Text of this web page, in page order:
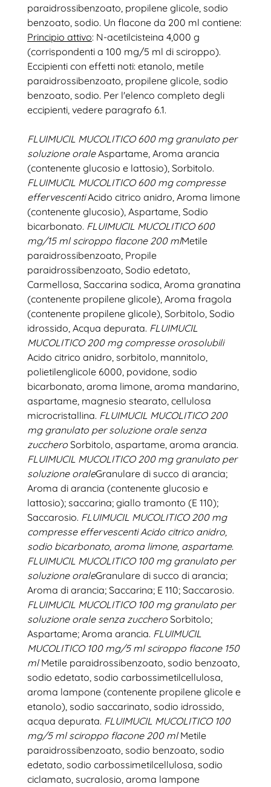
paraidrossibenzoato, propilene glicole, sodio
benzoato, sodio. Un flacone da 200 ml contiene:
Principio attivo: N-acetilcisteina 4,000 g
(corrispondenti a 100 mg/5 ml di sciroppo).
Eccipienti con effetti noti: etanolo, metile
paraidrossibenzoato, propilene glicole, sodio
benzoato, sodio. Per l'elenco completo degli
eccipienti, vedere paragrafo 6.1.
FLUIMUCIL MUCOLITICO 600 mg granulato per
soluzione oraleAspartame, Aroma arancia
(contenente glucosio e lattosio), Sorbitolo.
FLUIMUCIL MUCOLITICO 600 mg compresse
effervescentiAcido citrico anidro, Aroma limone
(contenente glucosio), Aspartame, Sodio
bicarbonato. FLUIMUCIL MUCOLITICO 600
mg/15 ml sciroppo flacone 200 mlMetile
paraidrossibenzoato, Propile
paraidrossibenzoato, Sodio edetato,
Carmellosa, Saccarina sodica, Aroma granatina
(contenente propilene glicole), Aroma fragola
(contenente propilene glicole), Sorbitolo, Sodio
idrossido, Acqua depurata. FLUIMUCIL
MUCOLITICO 200 mg compresse orosolubili
Acido citrico anidro, sorbitolo, mannitolo,
polietilenglicole 6000, povidone, sodio
bicarbonato, aroma limone, aroma mandarino,
aspartame, magnesio stearato, cellulosa
microcristallina. FLUIMUCIL MUCOLITICO 200
mg granulato per soluzione orale senza
zucchero Sorbitolo, aspartame, aroma arancia.
FLUIMUCIL MUCOLITICO 200 mg granulato per
soluzione oraleGranulare di succo di arancia;
Aroma di arancia (contenente glucosio e
lattosio); saccarina; giallo tramonto (E 110);
Saccarosio. FLUIMUCIL MUCOLITICO 200 mg
compresse effervescenti Acido citrico anidro,
sodio bicarbonato, aroma limone, aspartame.
FLUIMUCIL MUCOLITICO 100 mg granulato per
soluzione oraleGranulare di succo di arancia;
Aroma di arancia; Saccarina; E 110; Saccarosio.
FLUIMUCIL MUCOLITICO 100 mg granulato per
soluzione orale senza zucchero Sorbitolo;
Aspartame; Aroma arancia. FLUIMUCIL
MUCOLITICO 100 mg/5 ml sciroppo flacone 150
mlMetile paraidrossibenzoato, sodio benzoato,
sodio edetato, sodio carbossimetilcellulosa,
aroma lampone (contenente propilene glicole e
etanolo), sodio saccarinato, sodio idrossido,
acqua depurata. FLUIMUCIL MUCOLITICO 100
mg/5 ml sciroppo flacone 200 mlMetile
paraidrossibenzoato, sodio benzoato, sodio
edetato, sodio carbossimetilcellulosa, sodio
ciclamato, sucralosio, aroma lampone